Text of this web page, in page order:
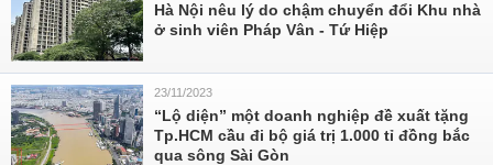
Hà Nội nêu lý do chậm chuyển đổi Khu nhà
ở sinh viên Pháp Vân - Tứ Hiệp
23/11/2023
“Lộ diện” một doanh nghiệp đề xuất tặng
Tp.HCM cầu đi bộ giá trị 1.000 tỉ đồng bắc
qua sông Sài Gòn